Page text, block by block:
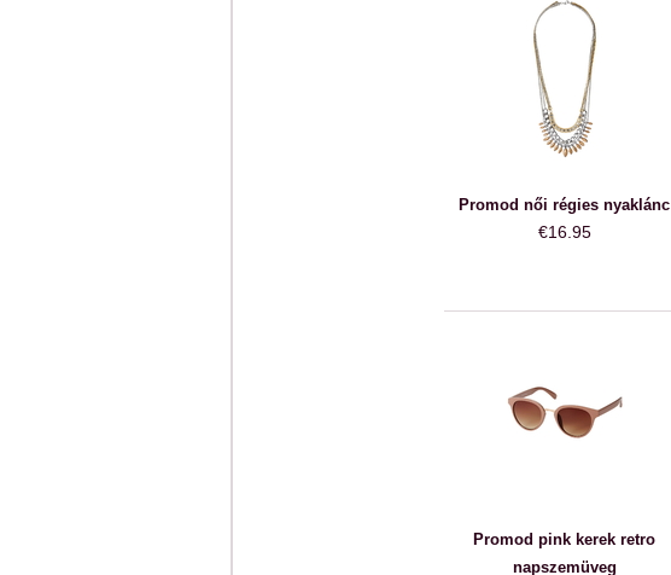
Promod női régies nyaklánc
€16.95
Promod pink kerek retro
napszemüveg